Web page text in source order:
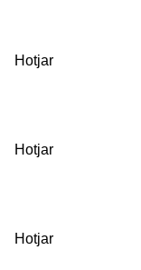
Hotjar
Hotjar
Hotjar